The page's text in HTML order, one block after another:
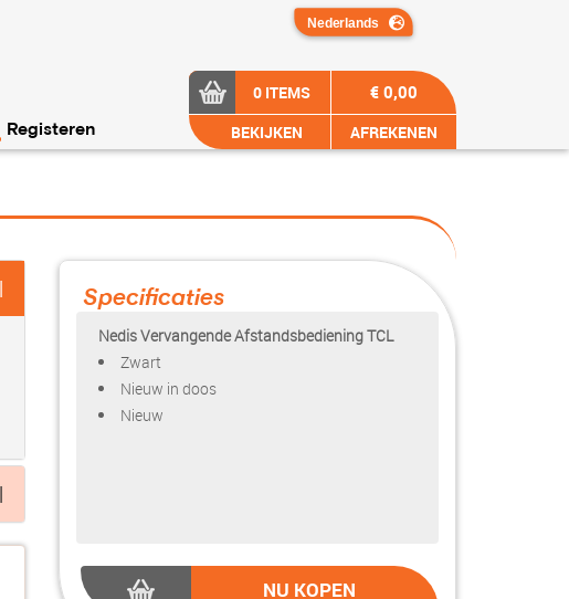
Registeren
0 ITEMS
BEKIJKEN
€ 0,00
AFREKENEN
Specificaties
Nedis Vervangende Afstandsbediening TCL
Zwart
Nieuw in doos
Nieuw
NU KOPEN